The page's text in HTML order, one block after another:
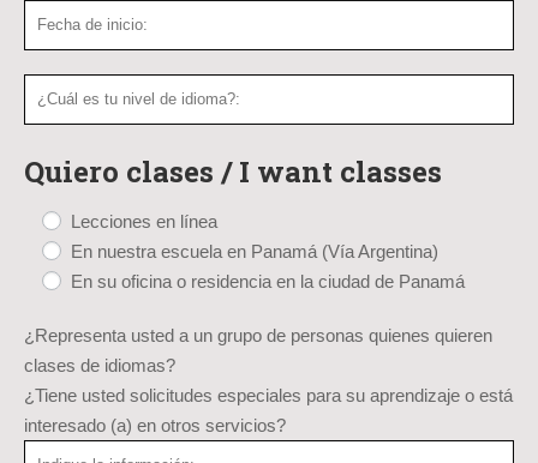
Quiero clases / I want classes
Lecciones en línea
En nuestra escuela en Panamá (Vía Argentina)
En su oficina o residencia en la ciudad de Panamá
¿Representa usted a un grupo de personas quienes quieren
clases de idiomas?
¿Tiene usted solicitudes especiales para su aprendizaje o está
interesado (a) en otros servicios?